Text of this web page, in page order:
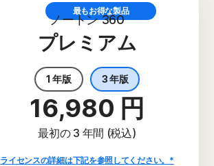
最もお得な製品
ノートン 360
プレミアム
1 年版 3 年版
16,980 円
最初の 3 年間 (税込)
ライセンスの詳細は下記を参照してください。*